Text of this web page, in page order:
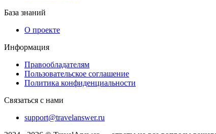
База знаний
О проекте
Информация
Правообладателям
Пользовательское соглашение
Политика конфиденциальности
Связаться с нами
support@travelanswer.ru